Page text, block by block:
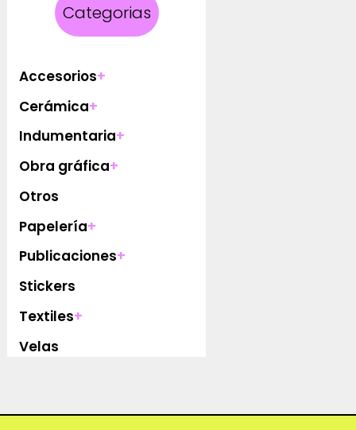
Categorias
Accesorios+
Cerámica+
Indumentaria+
Obra gráfica+
Otros
Papelería+
Publicaciones+
Stickers
Textiles+
Velas